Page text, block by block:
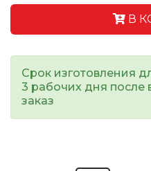
В
Срок изготовления
3 рабочих дня после
заказ